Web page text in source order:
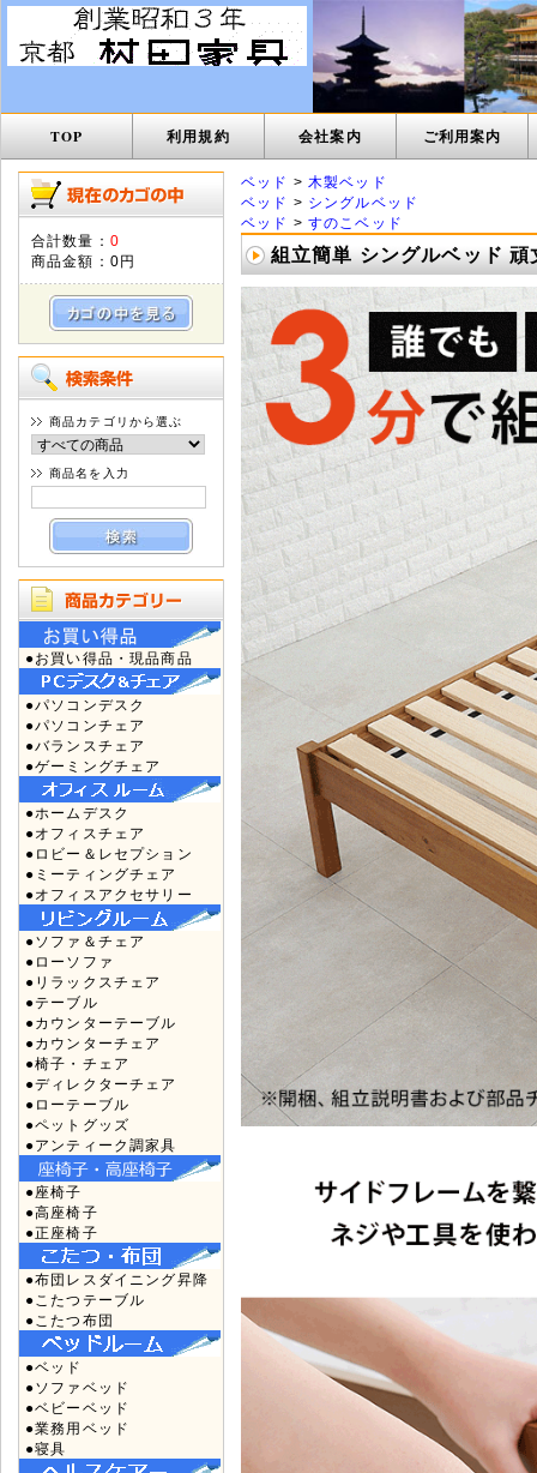
TOP 利用規約 会社案内 ご利用案内
合計数量： 0
商品金額： 0円
商品カテゴリから選ぶ
商品名を入力
●お買い得品・現品商品
●パソコンデスク
●パソコンチェア
●バランスチェア
●ゲーミングチェア
●ホームデスク
●オフィスチェア
●ロビー＆レセプション
●ミーティングチェア
●オフィスアクセサリー
●ソファ＆チェア
●ローソファ
●リラックスチェア
●テーブル
●カウンターテーブル
●カウンターチェア
●椅子・チェア
●ディレクターチェア
●ローテーブル
●ペットグッズ
●アンティーク調家具
●座椅子
●高座椅子
●正座椅子
●布団レスダイニング昇降
●こたつテーブル
●こたつ布団
●ベッド
●ソファベッド
●ベビーベッド
●業務用ベッド
●寝具
ベッド > 木製ベッド
ベッド > シングルベッド
ベッド > すのこベッド
組立簡単 シングルベッド